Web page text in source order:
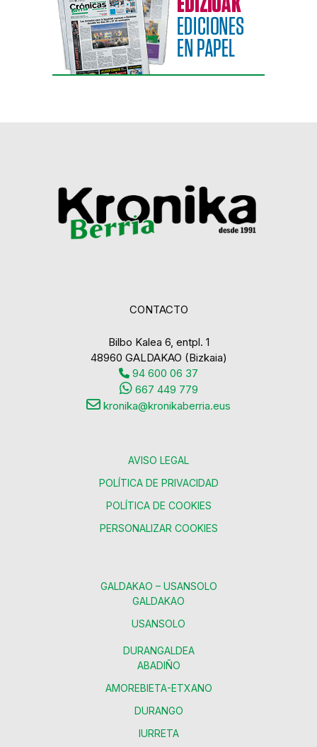
CONTACTO
Bilbo Kalea 6, entpl. 1
48960 GALDAKAO (Bizkaia)
94 600 06 37
667 449 779
kronika@kronikaberria.eus
AVISO LEGAL
POLÍTICA DE PRIVACIDAD
POLÍTICA DE COOKIES
PERSONALIZAR COOKIES
GALDAKAO – USANSOLO
GALDAKAO
USANSOLO
DURANGALDEA
ABADIÑO
AMOREBIETA-ETXANO
DURANGO
IURRETA